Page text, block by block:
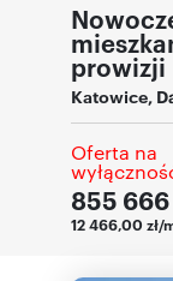
prowizji
Katowice,
Oferta na
855 666
12 466,00 zł/